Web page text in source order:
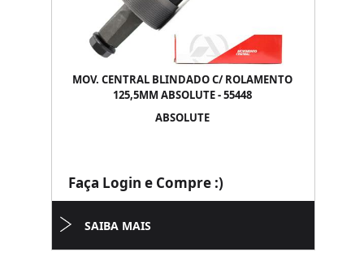
MOV. CENTRAL BLINDADO C/ ROLAMENTO
125,5MM ABSOLUTE - 55448
ABSOLUTE
Faça Login e Compre :)
SAIBA MAIS